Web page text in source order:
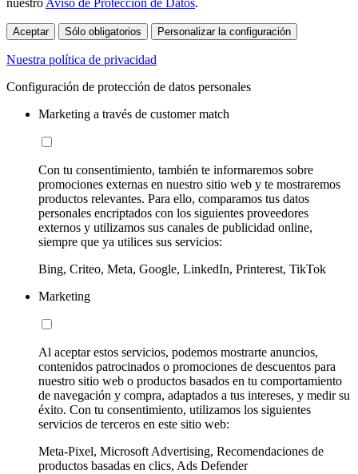
Aceptar Sólo obligatorios Personalizar la configuración
Nuestra política de privacidad
Configuración de protección de datos personales
Marketing a través de customer match
Con tu consentimiento, también te informaremos sobre
promociones externas en nuestro sitio web y te mostraremos
productos relevantes. Para ello, comparamos tus datos
personales encriptados con los siguientes proveedores
externos y utilizamos sus canales de publicidad online,
siempre que ya utilices sus servicios:
Bing, Criteo, Meta, Google, LinkedIn, Printerest, TikTok
Marketing
Al aceptar estos servicios, podemos mostrarte anuncios,
contenidos patrocinados o promociones de descuentos para
nuestro sitio web o productos basados en tu comportamiento
de navegación y compra, adaptados a tus intereses, y medir su
éxito. Con tu consentimiento, utilizamos los siguientes
servicios de terceros en este sitio web:
Meta-Pixel, Microsoft Advertising, Recomendaciones de
productos basadas en clics, Ads Defender